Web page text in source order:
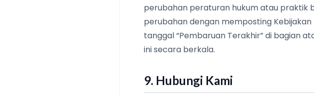
perubahan peraturan hukum atau praktik
perubahan dengan memposting
tanggal “Pembaruan Terakhir” di bagian
ini secara berkala.
9. Hubungi Kami